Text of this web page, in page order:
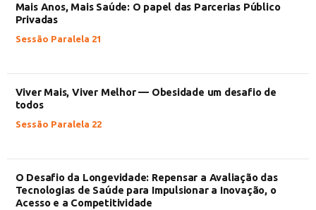
Mais Anos, Mais Saúde: O papel das Parcerias Público
Privadas
Sessão Paralela 21
Viver Mais, Viver Melhor — Obesidade um desafio de
todos
Sessão Paralela 22
O Desafio da Longevidade: Repensar a Avaliação das
Tecnologias de Saúde para Impulsionar a Inovação, o
Acesso e a Competitividade